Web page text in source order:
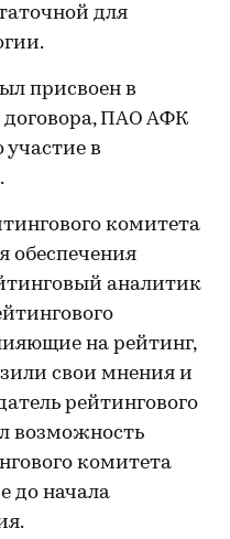
для
присвоен в
договора, ПАО АФК
в
комитета
обеспечения
аналитик
на рейтинг,
свои мнения и
рейтингового
возможность
комитета
до начала